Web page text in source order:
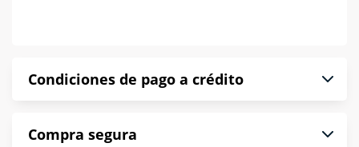
Condiciones de pago a crédito
puntualmente. Al finalizar tu compra generas el
Compra segura